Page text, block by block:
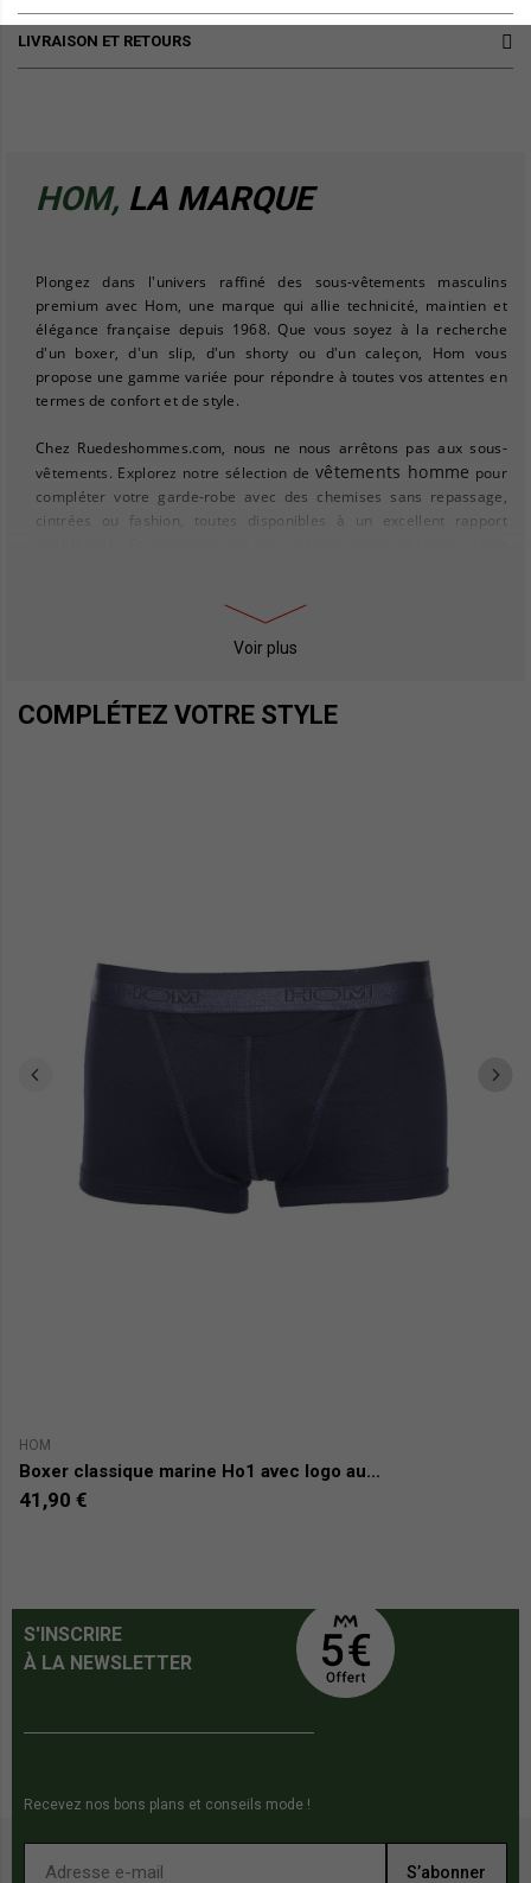
LIVRAISON ET RETOURS
HOM, LA MARQUE
Plongez dans l'univers raffiné des sous-vêtements masculins
premium avec Hom, une marque qui allie technicité, maintien et
élégance française depuis 1968. Que vous soyez à la recherche
d'un boxer, d'un slip, d'un shorty ou d'un caleçon, Hom vous
propose une gamme variée pour répondre à toutes vos attentes en
termes de confort et de style.
Chez Ruedeshommes.com, nous ne nous arrêtons pas aux sous-
vêtements. Explorez notre sélection de vêtements homme pour
compléter votre garde-robe avec des chemises sans repassage,
cintrées ou fashion, toutes disponibles à un excellent rapport
Pour ceux qui cherchent à parfaire leur style, notre collection de
Et pour affronter le froid avec élégance, découvrez nos
domicile ou au bureau, pour une expérience shopping sans tracas.
Voir plus
COMPLÉTEZ VOTRE STYLE
HOM
Boxer classique marine Ho1 avec logo au...
41,90 €
S'INSCRIRE
À LA NEWSLETTER
Recevez nos bons plans et conseils mode !
S’abonner